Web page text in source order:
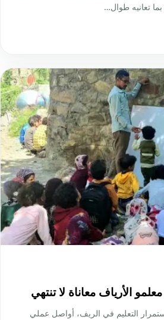
تعانيه طوال…
الأرياف معاناة لا تنتهي
التعليم في الريف، أواصل عملي